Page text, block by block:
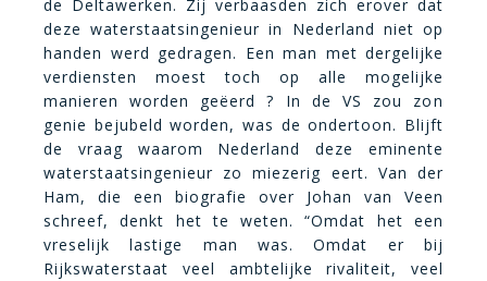
de Deltawerken. Zij verbaasden zich erover dat
deze waterstaatsingenieur in Nederland niet op
handen werd gedragen. Een man met dergelijke
verdiensten moest toch op alle mogelijke
manieren worden geëerd ? In de VS zou zon
genie bejubeld worden, was de ondertoon. Blijft
de vraag waarom Nederland deze eminente
waterstaatsingenieur zo miezerig eert. Van der
Ham, die een biografie over Johan van Veen
schreef, denkt het te weten. “Omdat het een
vreselijk lastige man was. Omdat er bij
Rijkswaterstaat veel ambtelijke rivaliteit, veel